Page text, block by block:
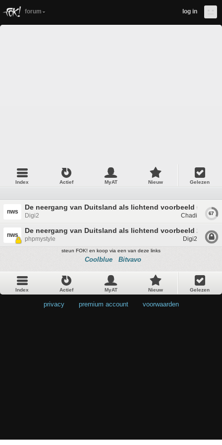
forum log in
Index Actief MyAT Nieuw Gelezen
nws
De neergang van Duitsland als lichtend voorbeeld #3
Digi2 Chadi 67
nws
De neergang van Duitsland als lichtend voorbeeld 2
phpmystyle Digi2
steun FOK! en koop via een van deze links
Coolblue Bitvavo
Index Actief MyAT Nieuw Gelezen
privacy premium account voorwaarden